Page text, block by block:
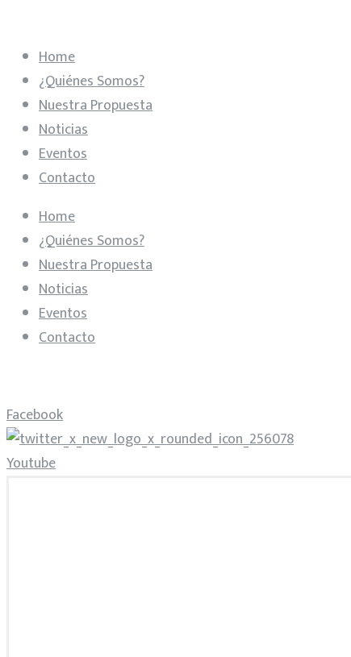
Home
¿Quiénes Somos?
Nuestra Propuesta
Noticias
Eventos
Contacto
Home
¿Quiénes Somos?
Nuestra Propuesta
Noticias
Eventos
Contacto
Facebook
Youtube